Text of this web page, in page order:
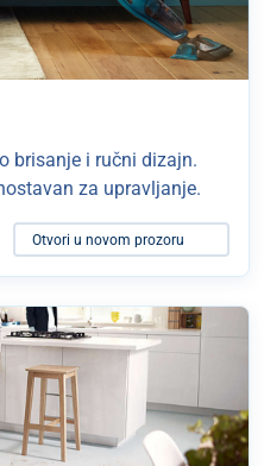
brisanje i ručni dizajn.
za upravljanje.
Otvori u novom prozoru